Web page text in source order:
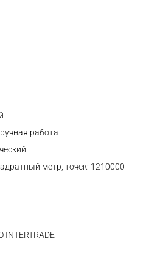
работа
метр, точек: 1210000
INTERTRADE